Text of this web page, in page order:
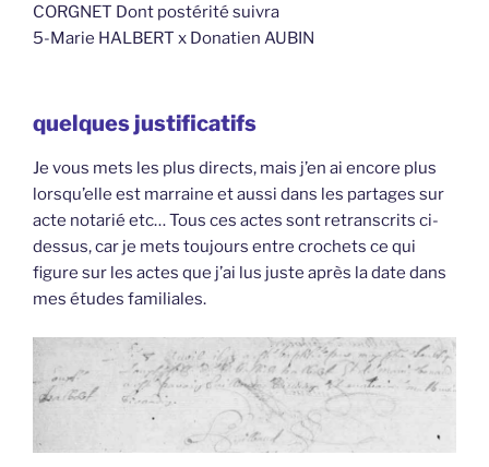
CORGNET Dont postérité suivra
5-Marie HALBERT x Donatien AUBIN
quelques justificatifs
Je vous mets les plus directs, mais j’en ai encore plus
lorsqu’elle est marraine et aussi dans les partages sur
acte notarié etc… Tous ces actes sont retranscrits ci-
dessus, car je mets toujours entre crochets ce qui
figure sur les actes que j’ai lus juste après la date dans
mes études familiales.